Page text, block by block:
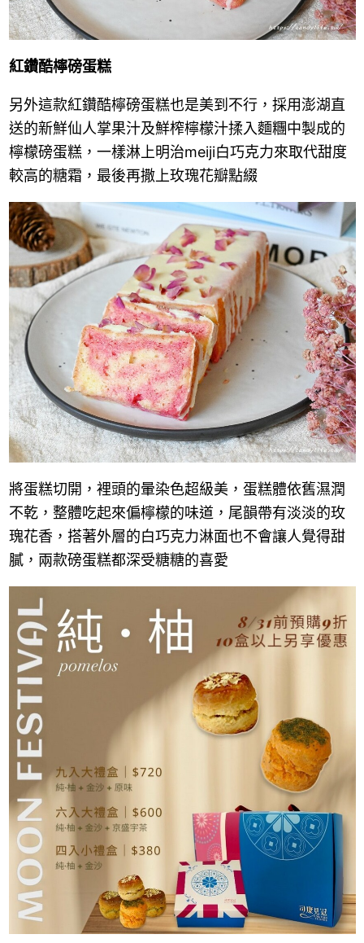
紅鑽酷檸磅蛋糕
另外這款紅鑽酷檸磅蛋糕也是美到不行，採用澎湖直
送的新鮮仙人掌果汁及鮮榨檸檬汁揉入麵糰中製成的
檸檬磅蛋糕，一樣淋上明治meiji白巧克力來取代甜度
較高的糖霜，最後再撒上玫瑰花瓣點綴
將蛋糕切開，裡頭的暈染色超級美，蛋糕體依舊濕潤
不乾，整體吃起來偏檸檬的味道，尾韻帶有淡淡的玫
瑰花香，搭著外層的白巧克力淋面也不會讓人覺得甜
膩，兩款磅蛋糕都深受糖糖的喜愛